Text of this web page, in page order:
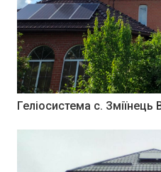
Геліосистема c.